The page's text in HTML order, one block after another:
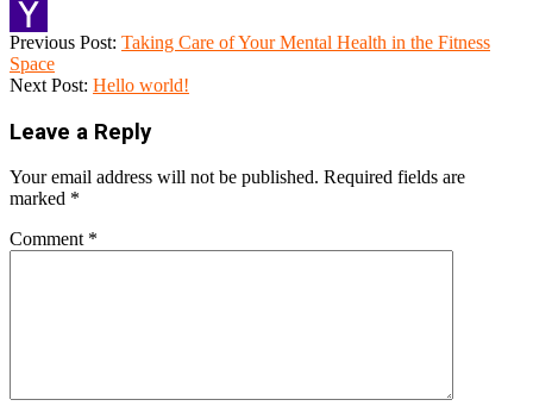
Gmail
Yahoo
Mail
2019-
04-
06
Previous Post: Taking Care of Your Mental Health in the Fitness
Space
Next Post: Hello world!
Leave a Reply
Your email address will not be published. Required fields are
marked *
Comment *